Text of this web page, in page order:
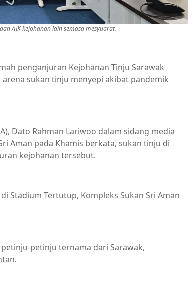
AJK kejohanan lain semasa mesyuarat.
penganjuran Kejohanan Tinju Sarawak
sukan tinju menyepi akibat pandemik
Dato Rahman Lariwoo dalam sidang media
Aman pada Khamis berkata, sukan tinju di
kejohanan tersebut.
Stadium Tertutup, Kompleks Sukan Sri Aman
petinju ternama dari Sarawak,